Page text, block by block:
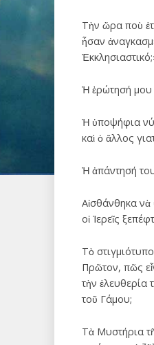
Τὴν ὥρα ποὺ
ἦσαν
Ἡ ἐρώτησή μου
Ἡ ὑποψήφια
καὶ ὁ ἄλλος
Ἡ ἀπάντησή
Αἰσθάνθηκα
οἱ Ἱερεῖς
Τὸ
Πρῶτον, πῶς
τὴν ἐλευθερία
τοῦ Γάμου;
Τὰ Μυστήρια